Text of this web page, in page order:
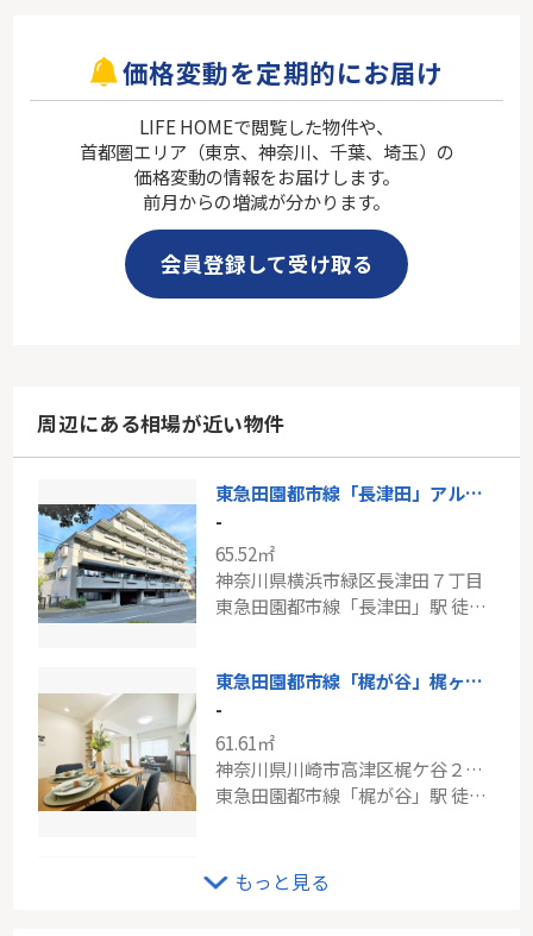
価格変動を定期的にお届け
LIFE HOMEで閲覧した物件や、
首都圏エリア（東京、神奈川、千葉、埼玉）の
価格変動の情報をお届けします。
前月からの増減が分かります。
会員登録して受け取る
周辺にある相場が近い物件
東急田園都市線「長津田」アルス長津田
-
65.52㎡
神奈川県横浜市緑区長津田７丁目
東急田園都市線「長津田」駅 徒歩8分
東急田園都市線「梶が谷」梶ヶ谷スカイマンション
-
61.61㎡
神奈川県川崎市高津区梶ケ谷２丁目
東急田園都市線「梶が谷」駅 徒歩10分
小田急線「喜多見」新築分譲
-
もっと見る